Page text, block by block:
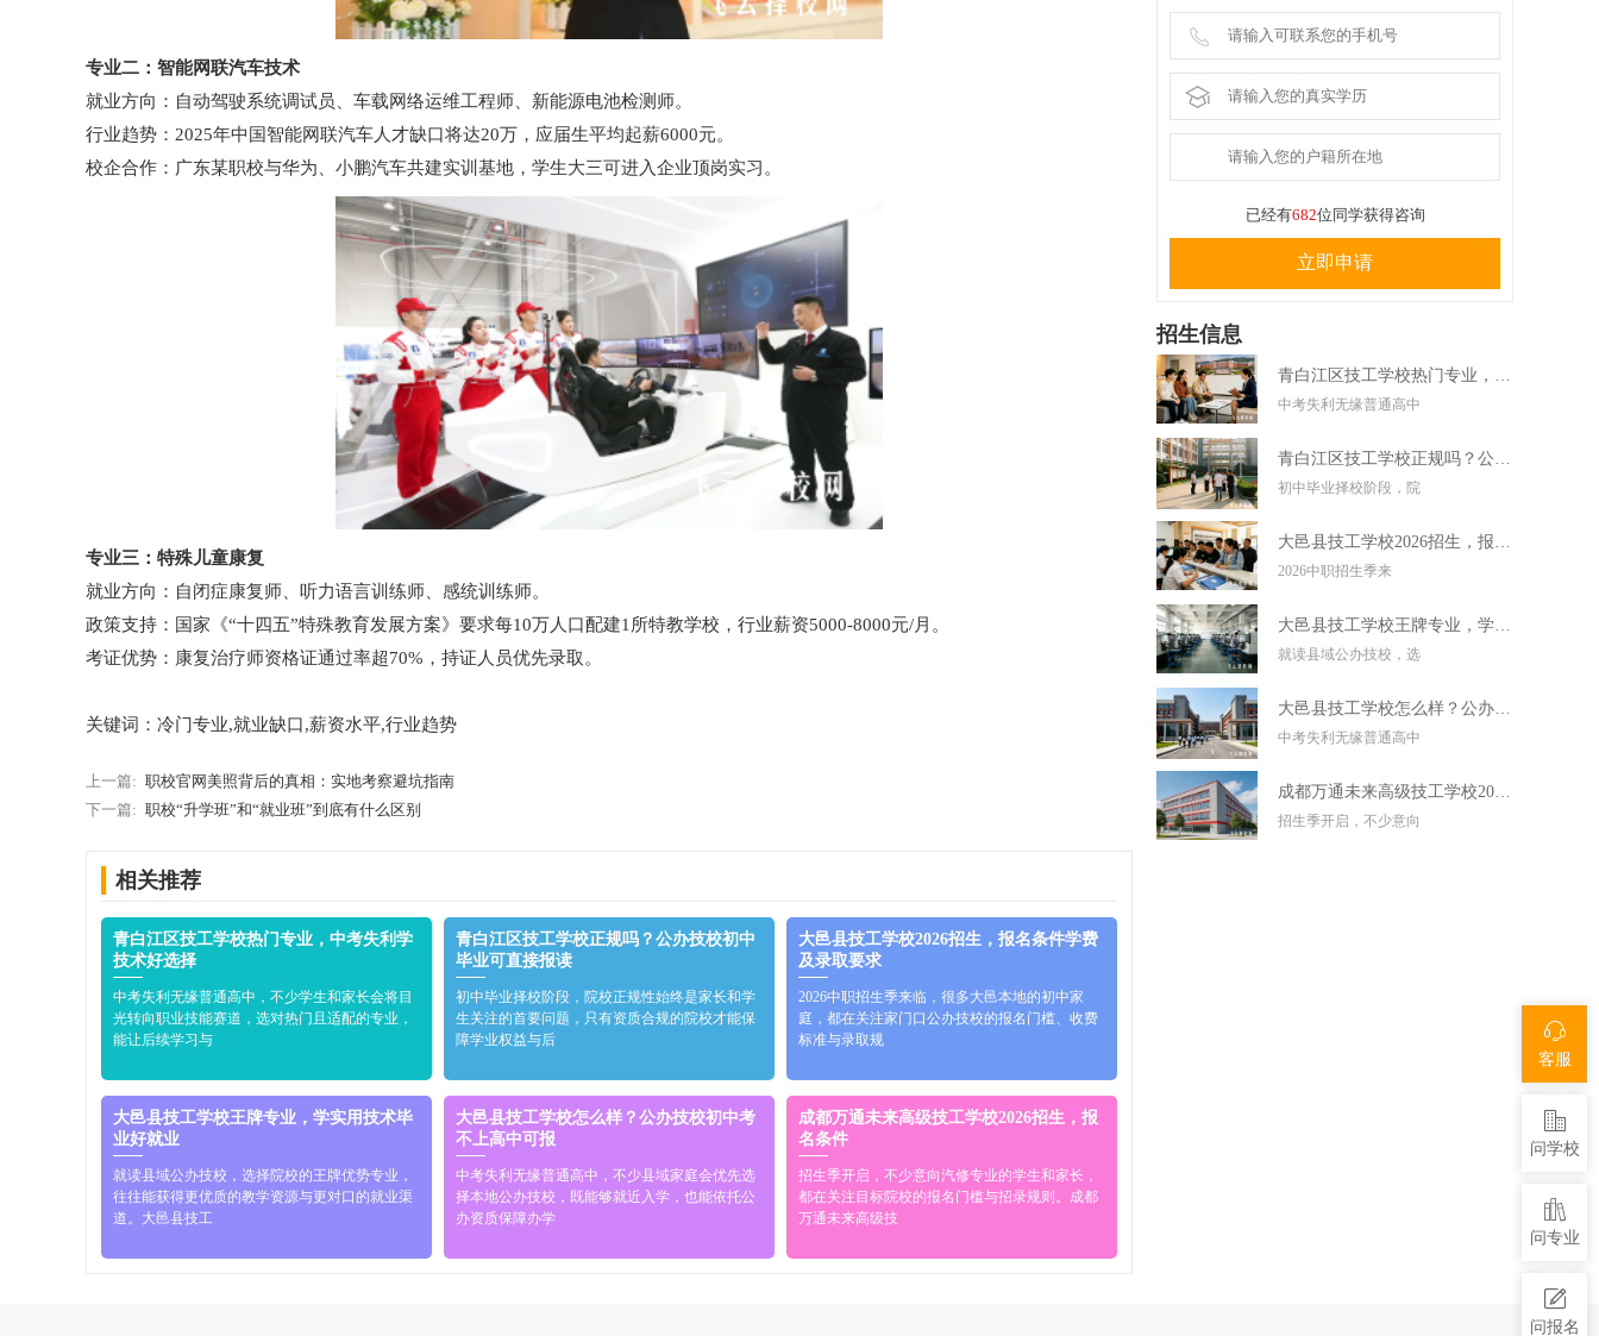
已经有682位同学获得咨询
立即申请
招生信息
中考失利无缘普通高中
初中毕业择校阶段，院
2026中职招生季来
就读县域公办技校，选
中考失利无缘普通高中
招生季开启，不少意向
专业二：智能网联汽车技术
就业方向：自动驾驶系统调试员、车载网络运维工程师、新能源电池检测师。
行业趋势：2025年中国智能网联汽车人才缺口将达20万，应届生平均起薪6000元。
校企合作：广东某职校与华为、小鹏汽车共建实训基地，学生大三可进入企业顶岗实习。
专业三：特殊儿童康复
就业方向：自闭症康复师、听力语言训练师、感统训练师。
政策支持：国家《“十四五”特殊教育发展方案》要求每10万人口配建1所特教学校，行业薪资5000-8000元/月。
考证优势：康复治疗师资格证通过率超70%，持证人员优先录取。
关键词：冷门专业,就业缺口,薪资水平,行业趋势
上一篇: 职校官网美照背后的真相：实地考察避坑指南
下一篇: 职校“升学班”和“就业班”到底有什么区别
相关推荐
青白江区技工学校热门专业，中考失利学
技术好选择
中考失利无缘普通高中，不少学生和家长会将目
光转向职业技能赛道，选对热门且适配的专业，
能让后续学习与
青白江区技工学校正规吗？公办技校初中
毕业可直接报读
初中毕业择校阶段，院校正规性始终是家长和学
生关注的首要问题，只有资质合规的院校才能保
障学业权益与后
大邑县技工学校2026招生，报名条件学费
及录取要求
2026中职招生季来临，很多大邑本地的初中家
庭，都在关注家门口公办技校的报名门槛、收费
标准与录取规
大邑县技工学校王牌专业，学实用技术毕
业好就业
就读县域公办技校，选择院校的王牌优势专业，
往往能获得更优质的教学资源与更对口的就业渠
道。大邑县技工
大邑县技工学校怎么样？公办技校初中考
不上高中可报
中考失利无缘普通高中，不少县域家庭会优先选
择本地公办技校，既能够就近入学，也能依托公
办资质保障办学
成都万通未来高级技工学校2026招生，报
名条件
招生季开启，不少意向汽修专业的学生和家长，
都在关注目标院校的报名门槛与招录规则。成都
万通未来高级技
客服
问学校
问专业
问报名